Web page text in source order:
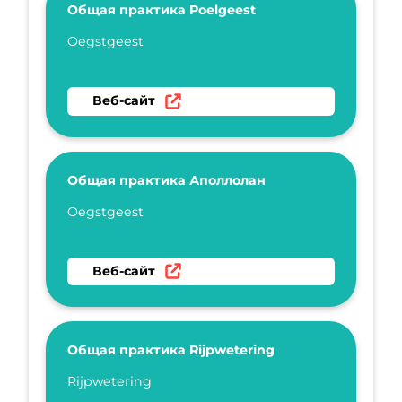
Общая практика Poelgeest
Укажите имя
Oegstgeest
Перейти на веб-сайт Общая практика
Веб-сайт
Общая практика Аполлолан
Укажите имя
Oegstgeest
Перейти на веб-сайт Общая практика
Веб-сайт
Общая практика Rijpwetering
Укажите имя
Rijpwetering